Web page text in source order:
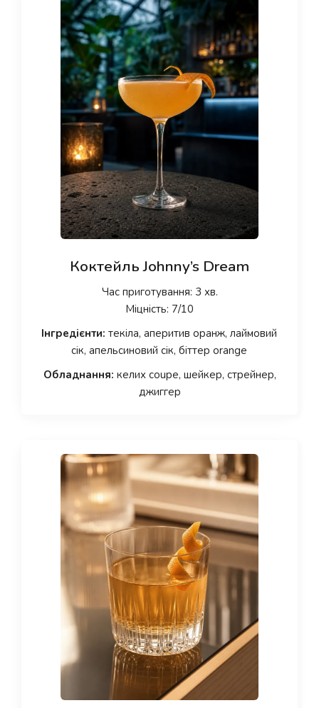
Коктейль Johnny’s Dream
Час приготування: 3 хв.
Міцність: 7/10
Інгредієнти: текіла, аперитив оранж, лаймовий
сік, апельсиновий сік, біттер orange
Обладнання: келих coupe, шейкер, стрейнер,
джиггер